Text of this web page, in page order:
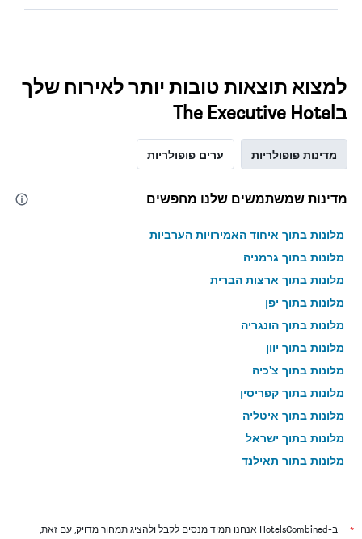
למצוא תוצאות טובות יותר לאירוח שלך
בThe Executive Hotel
מדינות פופולריות ערים פופולריות
מדינות שמשתמשים שלנו מחפשים
מלונות בתוך איחוד האמירויות הערביות
מלונות בתוך גרמניה
מלונות בתוך ארצות הברית
מלונות בתוך יפן
מלונות בתוך הונגריה
מלונות בתוך יוון
מלונות בתוך צ'כיה
מלונות בתוך קפריסין
מלונות בתוך איטליה
מלונות בתוך ישראל
מלונות בתוך תאילנד
*
ב-HotelsCombined אנחנו תמיד מנסים לקבל ולהציג תמחור מדויק, עם זאת,